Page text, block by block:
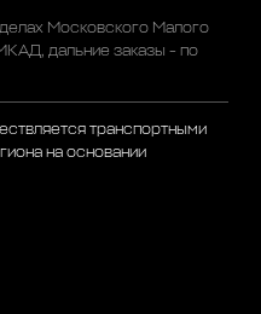
Московского Малого
дальние заказы - по
транспортными
на основании